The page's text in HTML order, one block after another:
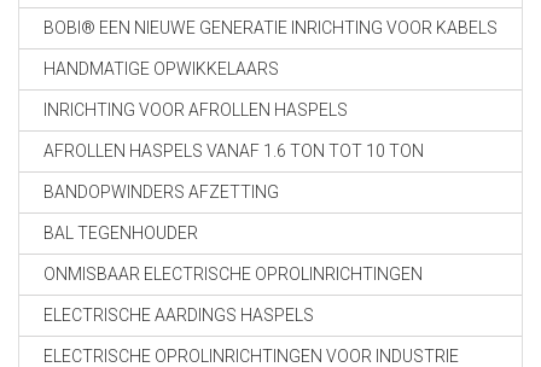
BOBI® EEN NIEUWE GENERATIE INRICHTING VOOR KABELS
HANDMATIGE OPWIKKELAARS
INRICHTING VOOR AFROLLEN HASPELS
AFROLLEN HASPELS VANAF 1.6 TON TOT 10 TON
BANDOPWINDERS AFZETTING
BAL TEGENHOUDER
ONMISBAAR ELECTRISCHE OPROLINRICHTINGEN
ELECTRISCHE AARDINGS HASPELS
ELECTRISCHE OPROLINRICHTINGEN VOOR INDUSTRIE